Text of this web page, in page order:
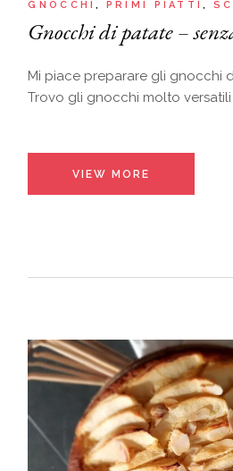
GNOCCHI PRIMI PIATTI
Gnocchi di patate –
Mi piace preparare gli gnocchi
Trovo gli gnocchi molto
VIEW MORE